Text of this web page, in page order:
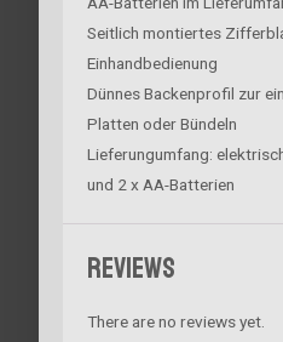
Seitlich montiertes
Einhandbedienung
Dünnes Backenprofil zur
Platten oder Bündeln
Lieferungumfang:
und 2 x AA-Batterien
Reviews
There are no reviews yet.